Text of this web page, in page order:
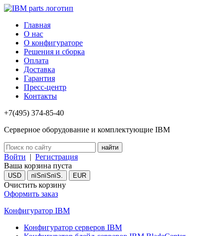
Главная
О нас
О конфигураторе
Решения и сборка
Оплата
Доставка
Гарантия
Пресс-центр
Контакты
+7(495) 374-85-40
Серверное оборудование и комплектующие IBM
Войти | Регистрация
Ваша корзина пуста
USD пїЅпїЅпїЅ. EUR
Очистить корзину
Оформить заказ
Конфигуратор IBM
Конфигуратор серверов IBM